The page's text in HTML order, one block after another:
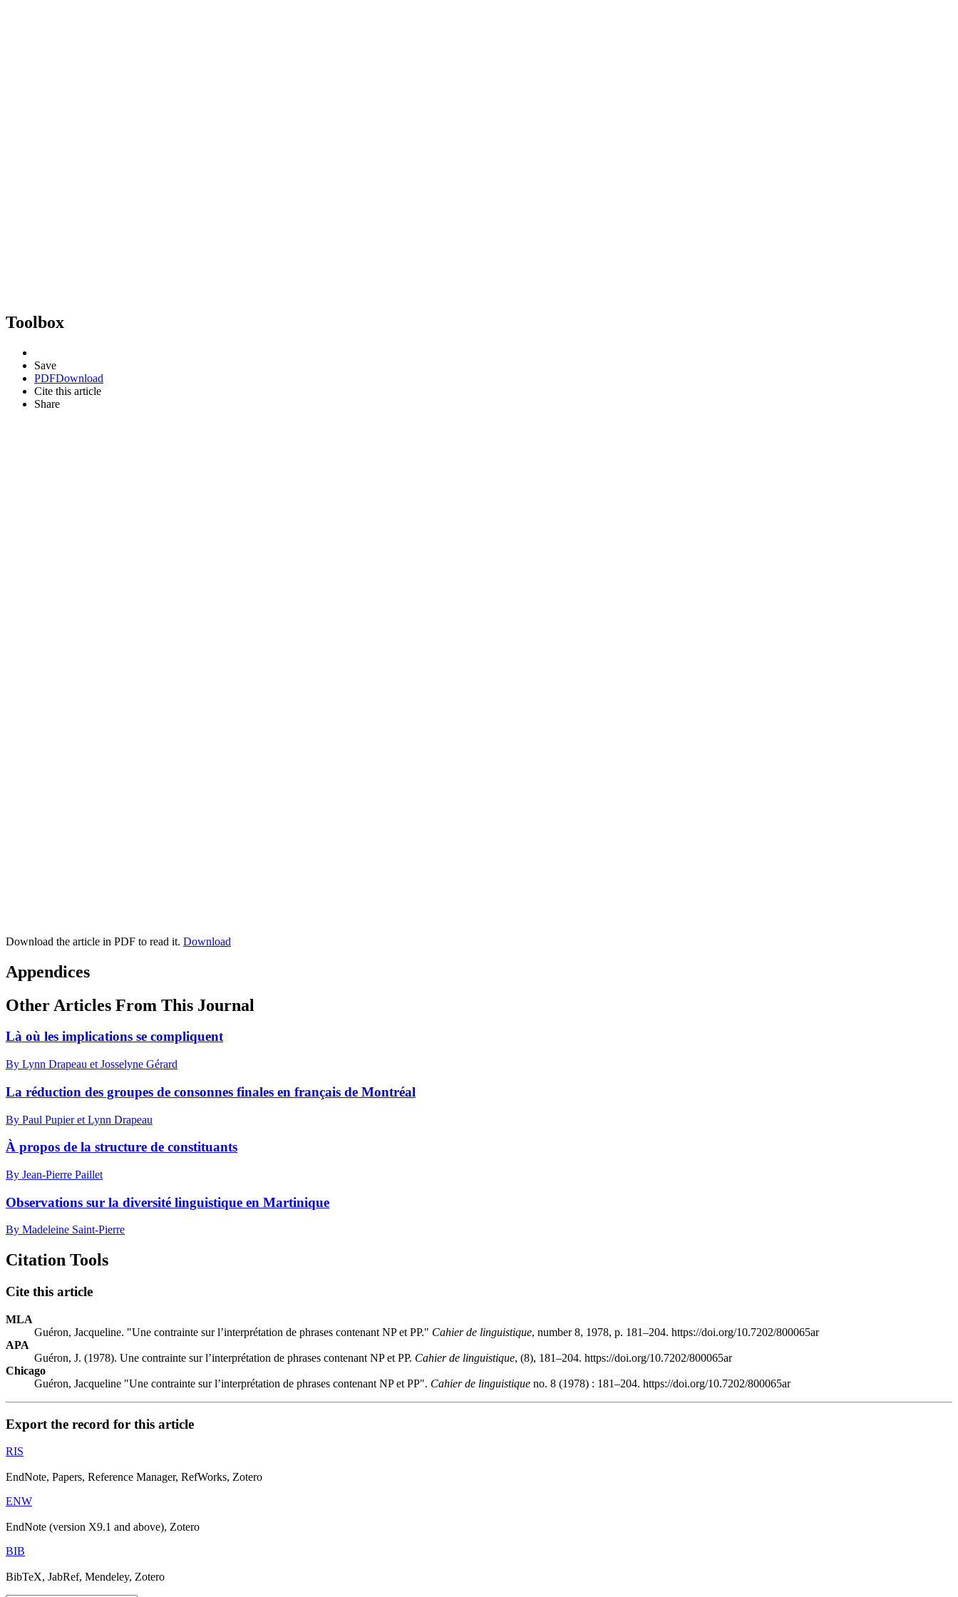
Toolbox
Save
PDFDownload
Cite this article
Share
Download the article in PDF to read it. Download
Appendices
Other Articles From This Journal
Là où les implications se compliquent
By Lynn Drapeau et Josselyne Gérard
La réduction des groupes de consonnes finales en français de Montréal
By Paul Pupier et Lynn Drapeau
À propos de la structure de constituants
By Jean-Pierre Paillet
Observations sur la diversité linguistique en Martinique
By Madeleine Saint-Pierre
Citation Tools
Cite this article
MLA
Guéron, Jacqueline. "Une contrainte sur l’interprétation de phrases contenant NP et PP." Cahier de linguistique, number 8, 1978, p. 181–204. https://doi.org/10.7202/800065ar
APA
Guéron, J. (1978). Une contrainte sur l’interprétation de phrases contenant NP et PP. Cahier de linguistique, (8), 181–204. https://doi.org/10.7202/800065ar
Chicago
Guéron, Jacqueline "Une contrainte sur l’interprétation de phrases contenant NP et PP". Cahier de linguistique no. 8 (1978) : 181–204. https://doi.org/10.7202/800065ar
Export the record for this article
RIS
EndNote, Papers, Reference Manager, RefWorks, Zotero
ENW
EndNote (version X9.1 and above), Zotero
BIB
BibTeX, JabRef, Mendeley, Zotero